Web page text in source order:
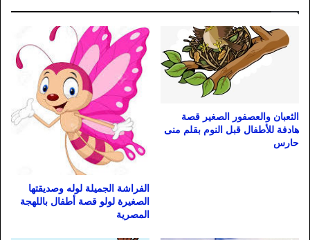
الثعبان والعصفور الصغير قصة
هادفة للأطفال قبل النوم بقلم منى
حارس
الفراشة الجميلة لوله وصديقتها
الصغيرة لولو قصة أطفال باللهجة
المصرية